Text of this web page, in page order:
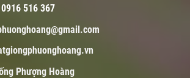
0916 516 367
Phượng Hoàng